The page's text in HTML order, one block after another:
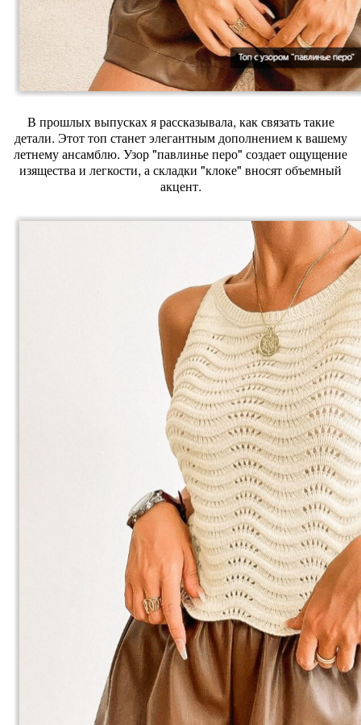
В прошлых выпусках я рассказывала, как связать такие
детали. Этот топ станет элегантным дополнением к вашему
летнему ансамблю. Узор "павлинье перо" создает ощущение
изящества и легкости, а складки "клоке" вносят объемный
акцент.